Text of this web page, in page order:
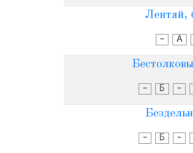
Лентяй,
- А
- Б -
- Б -